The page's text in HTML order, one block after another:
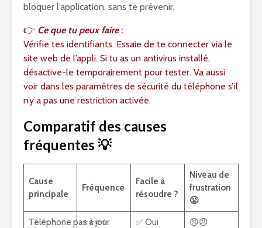
bloquer l’application, sans te prévenir.
👉 Ce que tu peux faire:
Vérifie tes identifiants. Essaie de te connecter via le
site web de l’appli. Si tu as un antivirus installé,
désactive-le temporairement pour tester. Va aussi
voir dans les paramètres de sécurité du téléphone s’il
n’y a pas une restriction activée.
Comparatif des causes
fréquentes 💡
Cause
principale
Fréquence
Facile à
résoudre ?
Niveau de
frustration
😤
Téléphone pas à jour
⭐⭐⭐⭐ ✅ Oui 😠😠